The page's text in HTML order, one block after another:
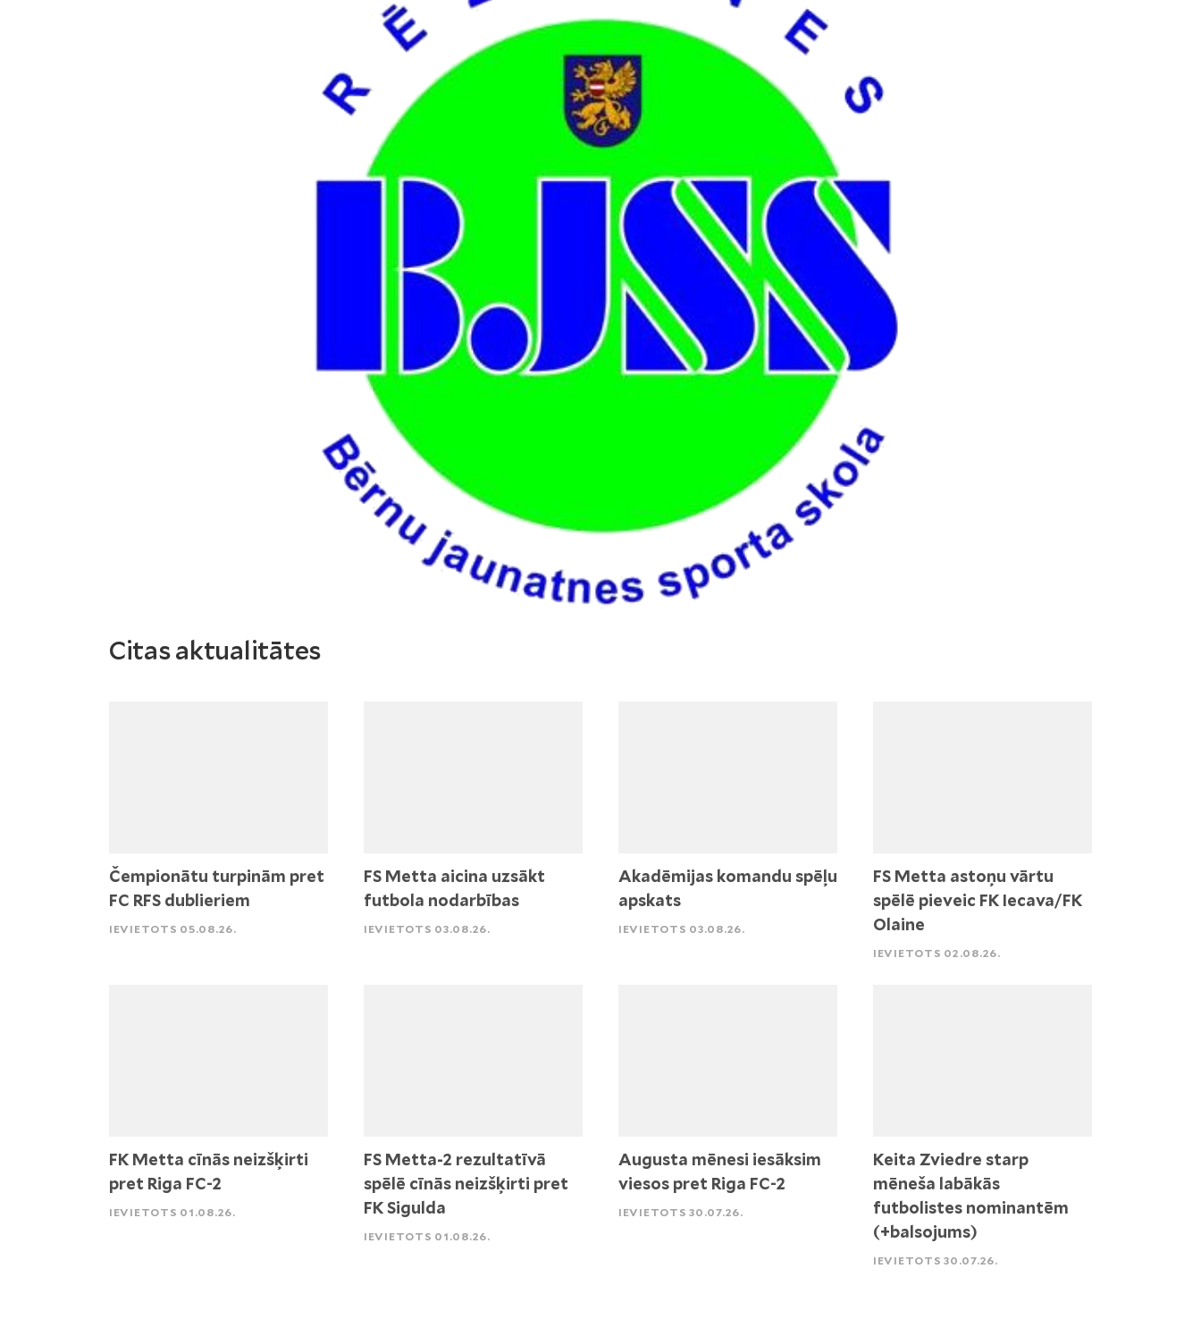
Citas aktualitātes
Čempionātu turpinām pret
FC RFS dublieriem
IEVIETOTS 05.08.26.
FS Metta aicina uzsākt
futbola nodarbības
IEVIETOTS 03.08.26.
Akadēmijas komandu spēļu
apskats
IEVIETOTS 03.08.26.
FS Metta astoņu vārtu
spēlē pieveic FK Iecava/FK
Olaine
IEVIETOTS 02.08.26.
FK Metta cīnās neizšķirti
pret Riga FC-2
IEVIETOTS 01.08.26.
FS Metta-2 rezultatīvā
spēlē cīnās neizšķirti pret
FK Sigulda
IEVIETOTS 01.08.26.
Augusta mēnesi iesāksim
viesos pret Riga FC-2
IEVIETOTS 30.07.26.
Keita Zviedre starp
mēneša labākās
futbolistes nominantēm
(+balsojums)
IEVIETOTS 30.07.26.